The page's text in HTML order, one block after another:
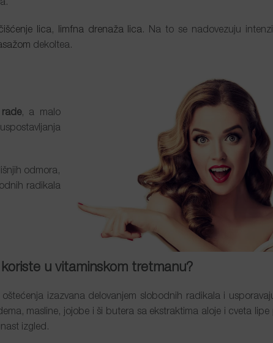
lica, limfna drenaža lica. Na to se nadovezuju
dekoltea.
, a malo
odmora,
radikala
u vitaminskom tretmanu?
izazvana delovanjem slobodnih radikala i
masline, jojobe i ši butera sa ekstraktima aloje i cveta lipe
izgled.